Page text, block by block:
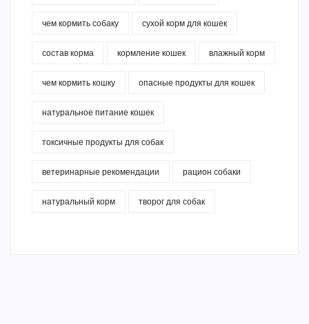
чем кормить собаку сухой корм для кошек
состав корма кормление кошек влажный корм
чем кормить кошку опасные продукты для кошек
натуральное питание кошек
токсичные продукты для собак
ветеринарные рекомендации рацион собаки
натуральный корм творог для собак